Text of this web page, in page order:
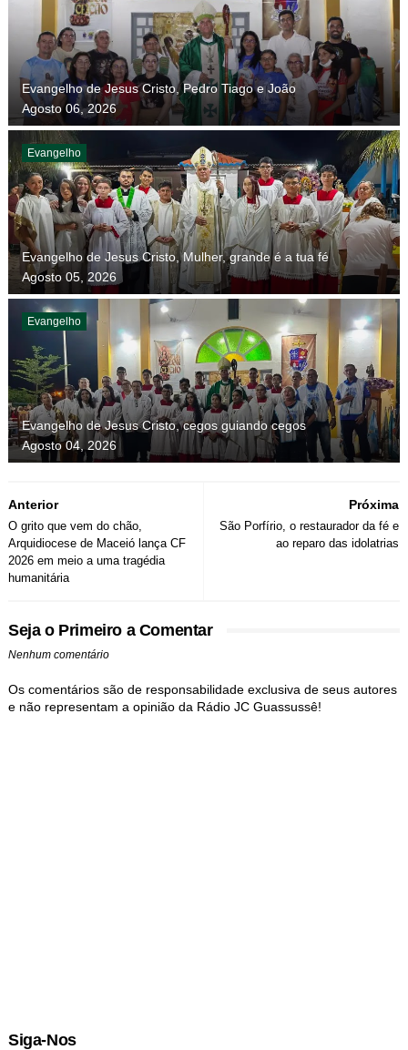
Evangelho de Jesus Cristo, Pedro Tiago e João
Agosto 06, 2026
Evangelho
Evangelho de Jesus Cristo, Mulher, grande é a tua fé
Agosto 05, 2026
Evangelho
Evangelho de Jesus Cristo, cegos guiando cegos
Agosto 04, 2026
Próxima
São Porfírio, o restaurador da fé e
ao reparo das idolatrias
Anterior
O grito que vem do chão,
Arquidiocese de Maceió lança CF
2026 em meio a uma tragédia
humanitária
Seja o Primeiro a Comentar
Nenhum comentário
Os comentários são de responsabilidade exclusiva de seus autores
e não representam a opinião da Rádio JC Guassussê!
Siga-Nos